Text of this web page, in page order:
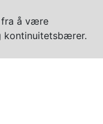
fra å være
kontinuitetsbærer.